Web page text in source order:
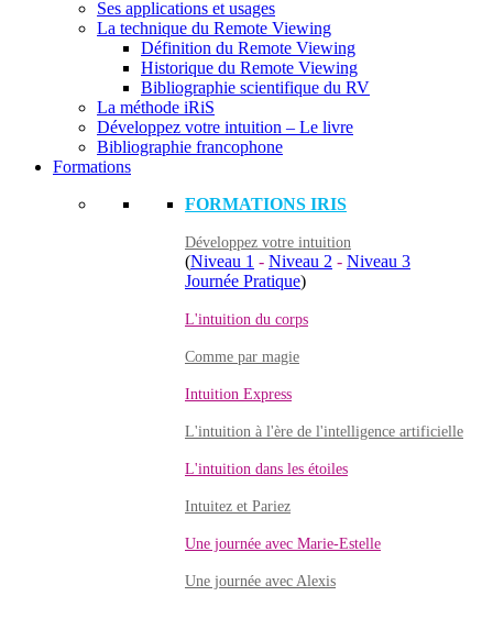
Ses applications et usages
La technique du Remote Viewing
Définition du Remote Viewing
Historique du Remote Viewing
Bibliographie scientifique du RV
La méthode iRiS
Développez votre intuition – Le livre
Bibliographie francophone
Formations
FORMATIONS IRIS
Développez votre intuition
(Niveau 1 - Niveau 2 - Niveau 3
Journée Pratique)
L'intuition du corps
Comme par magie
Intuition Express
L'intuition à l'ère de l'intelligence artificielle
L'intuition dans les étoiles
Intuitez et Pariez
Une journée avec Marie-Estelle
Une journée avec Alexis